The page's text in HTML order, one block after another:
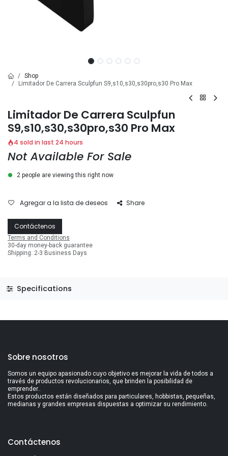
Shop
Limitador De Carrera Sculpfun S9,s10,s30,s30pro,s30 Pro Max
Limitador De Carrera Sculpfun
S9,s10,s30,s30pro,s30 Pro Max
4 sold in last 24 hours
Not Available For Sale
2 people are viewing this right now
Agregar a la lista de deseos Share
Contáctenos
Terms and Conditions
30-day money-back guarantee
Shipping: 2-3 Business Days
Specifications
Sobre nosotros
Somos un equipo apasionado cuyo objetivo es mejorar la vida de todos a
través de productos revolucionarios, que brinden la posibilidad de
emprender..
Estos productos están diseñados para particulares, hobbistas, pequeñas,
medianas y grandes empresas dispuestas a optimizar su rendimiento.
Contáctenos